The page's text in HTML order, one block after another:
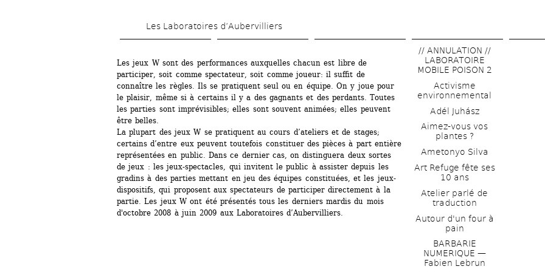
contenu
Les Laboratoires d’Aubervilliers
Les jeux W sont des performances auxquelles chacun est libre de
participer, soit comme spectateur, soit comme joueur: il suffit de
connaître les règles. Ils se pratiquent seul ou en équipe. On y joue pour
le plaisir, même si à certains il y a des gagnants et des perdants. Toutes
les parties sont imprévisibles; elles sont souvent animées; elles peuvent
être belles.
La plupart des jeux W se pratiquent au cours d’ateliers et de stages;
certains d’entre eux peuvent toutefois constituer des pièces à part entière
représentées en public. Dans ce dernier cas, on distinguera deux sortes
de jeux : les jeux-spectacles, qui invitent le public à assister depuis les
gradins à des parties mettant en jeu des équipes constituées, et les jeux-
dispositifs, qui proposent aux spectateurs de participer directement à la
partie. Les jeux W ont été présentés tous les derniers mardis du mois
d'octobre 2008 à juin 2009 aux Laboratoires d’Aubervilliers.
// ANNULATION //
LABORATOIRE
MOBILE POISON 2
Activisme
environnemental
Adél Juhász
Aimez-vous vos
plantes ?
Ametonyo Silva
Art Refuge fête ses
10 ans
Atelier parlé de
traduction
Autour d'un four à
pain
BARBARIE
NUMERIQUE —
Fabien Lebrun